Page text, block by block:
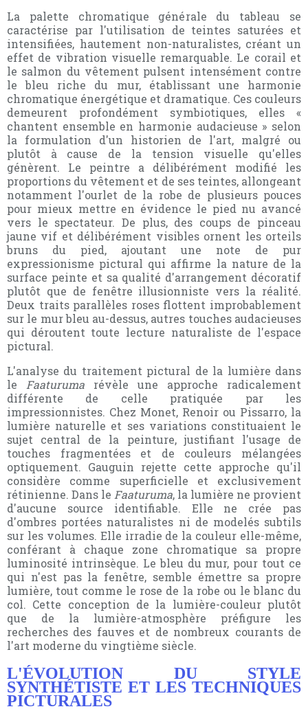
La palette chromatique générale du tableau se
caractérise par l'utilisation de teintes saturées et
intensifiées, hautement non-naturalistes, créant un
effet de vibration visuelle remarquable. Le corail et
le salmon du vêtement pulsent intensément contre
le bleu riche du mur, établissant une harmonie
chromatique énergétique et dramatique. Ces couleurs
demeurent profondément symbiotiques, elles «
chantent ensemble en harmonie audacieuse » selon
la formulation d'un historien de l'art, malgré ou
plutôt à cause de la tension visuelle qu'elles
génèrent. Le peintre a délibérément modifié les
proportions du vêtement et de ses teintes, allongeant
notamment l'ourlet de la robe de plusieurs pouces
pour mieux mettre en évidence le pied nu avancé
vers le spectateur. De plus, des coups de pinceau
jaune vif et délibérément visibles ornent les orteils
bruns du pied, ajoutant une note de pur
expressionisme pictural qui affirme la nature de la
surface peinte et sa qualité d'arrangement décoratif
plutôt que de fenêtre illusionniste vers la réalité.
Deux traits parallèles roses flottent improbablement
sur le mur bleu au-dessus, autres touches audacieuses
qui déroutent toute lecture naturaliste de l'espace
pictural.
L'analyse du traitement pictural de la lumière dans
le Faaturuma révèle une approche radicalement
différente de celle pratiquée par les
impressionnistes. Chez Monet, Renoir ou Pissarro, la
lumière naturelle et ses variations constituaient le
sujet central de la peinture, justifiant l'usage de
touches fragmentées et de couleurs mélangées
optiquement. Gauguin rejette cette approche qu'il
considère comme superficielle et exclusivement
rétinienne. Dans le Faaturuma, la lumière ne provient
d'aucune source identifiable. Elle ne crée pas
d'ombres portées naturalistes ni de modelés subtils
sur les volumes. Elle irradie de la couleur elle-même,
conférant à chaque zone chromatique sa propre
luminosité intrinsèque. Le bleu du mur, pour tout ce
qui n'est pas la fenêtre, semble émettre sa propre
lumière, tout comme le rose de la robe ou le blanc du
col. Cette conception de la lumière-couleur plutôt
que de la lumière-atmosphère préfigure les
recherches des fauves et de nombreux courants de
l'art moderne du vingtième siècle.
L'ÉVOLUTION DU STYLE
SYNTHÉTISTE ET LES TECHNIQUES
PICTURALES